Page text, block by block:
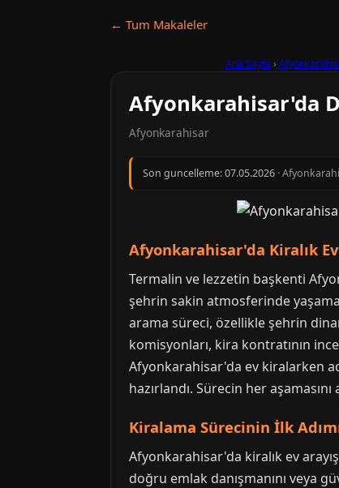
← Tum Makaleler
Ana Sayfa ›
Afyonkarahisar'da
Afyonkarahisar
Son guncelleme:07.05.2026 ·
Afyonkarahisar'da Kiralık
Termalin ve lezzetin başkenti
şehrin sakin atmosferinde
arama süreci, özellikle şehrin
komisyonları, kira kontratının
Afyonkarahisar'da ev kiralarken
hazırlandı. Sürecin her
Kiralama Sürecinin İlk
Afyonkarahisar'da kiralık ev
doğru emlak danışmanını veya